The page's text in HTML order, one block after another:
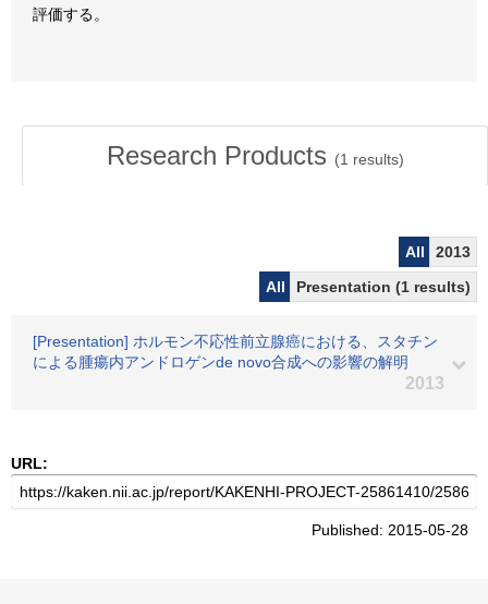
評価する。
Research Products (1 results)
All
2013
All
Presentation (1 results)
[Presentation] ホルモン不応性前立腺癌における、スタチン
による腫瘍内アンドロゲンde novo合成への影響の解明
2013
URL:
Published: 2015-05-28